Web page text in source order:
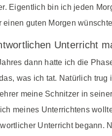
Eigentlich bin ich jeden
einen guten Morgen
Unterricht
dann hatte ich die
was ich tat. Natürlich
meine Schnitzer in
meines Unterrichtens
Unterricht begann.